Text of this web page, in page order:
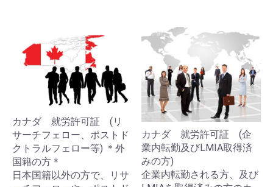
カナダ 就労許可証 (リ
サーチフェロー、ポストド
クトラルフェロー等) ＊外
国籍の方＊
日本国籍以外の方で、リサ
カナダ 就労許可証 (企
業内転勤及びLMIA取得済
みの方)
企業内転勤される方、及び